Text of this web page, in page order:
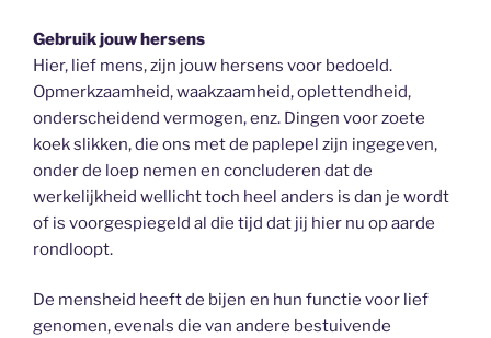
Gebruik jouw hersens
Hier, lief mens, zijn jouw hersens voor bedoeld.
Opmerkzaamheid, waakzaamheid, oplettendheid,
onderscheidend vermogen, enz. Dingen voor zoete
koek slikken, die ons met de paplepel zijn ingegeven,
onder de loep nemen en concluderen dat de
werkelijkheid wellicht toch heel anders is dan je wordt
of is voorgespiegeld al die tijd dat jij hier nu op aarde
rondloopt.
De mensheid heeft de bijen en hun functie voor lief
genomen, evenals die van andere bestuivende